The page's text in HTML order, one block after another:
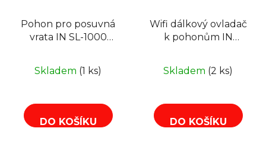
Pohon pro posuvná
vrata IN SL-1000
Skladem (1 ks)
DO KOŠÍKU
Wifi dálkový ovladač
k pohonům IN
Skladem (2 ks)
DO KOŠÍKU